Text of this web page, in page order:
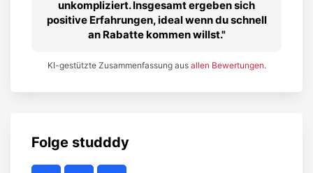
unkompliziert. Insgesamt ergeben sich
positive Erfahrungen, ideal wenn du schnell
an Rabatte kommen willst.
KI-gestützte Zusammenfassung aus allen Bewertungen.
Folge studddy